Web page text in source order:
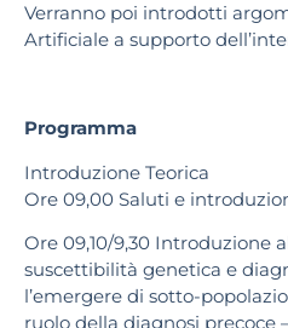
Verranno poi introdotti
Artificiale a supporto
Programma
Introduzione Teorica
Ore 09,00 Saluti e
Ore 09,10/9,30 Introduzione
suscettibilità genetica e
l’emergere di sotto-
ruolo della diagnosi precoce